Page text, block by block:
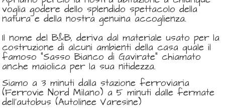
voglia godere dello splendido spettacolo della
natura e della nostra genuina accoglienza.
Il nome del B&B, deriva dal materiale usato per la
costruzione di alcuni ambienti della casa quale il
famoso “Sasso Bianco di Gavirate" chiamato
anche maiolica per la sua nitidezza.
Siamo a 3 minuti dalla stazione ferroviaria
(Ferrovie Nord Milano) a 5 minuti dalle fermate
dell’autobus (Autolinee Varesine)